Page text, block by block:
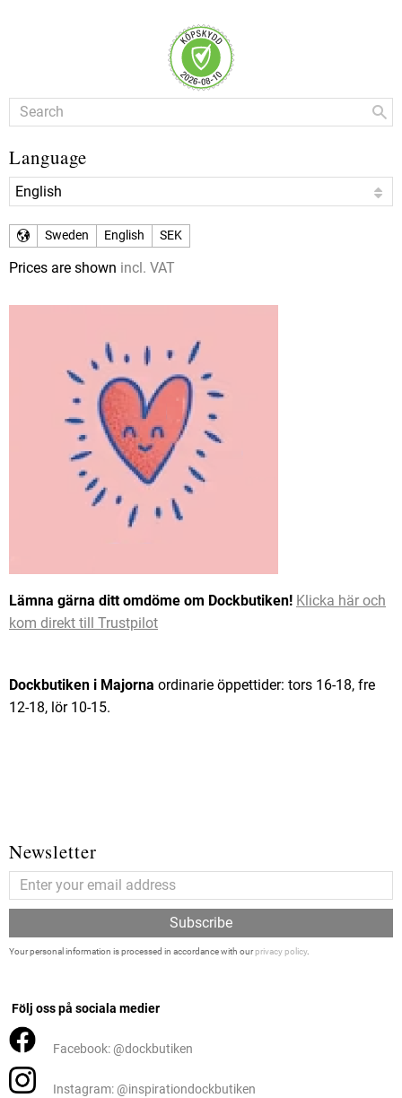
Language
Sweden English SEK
Prices are shown incl. VAT
Lämna gärna ditt omdöme om Dockbutiken! Klicka här och
kom direkt till Trustpilot
Dockbutiken i Majorna ordinarie öppettider: tors 16-18, fre
12-18, lör 10-15.
Newsletter
Subscribe
Your personal information is processed in accordance with ourprivacy policy.
Följ oss på sociala medier
Facebook: @dockbutiken
Instagram: @inspirationdockbutiken